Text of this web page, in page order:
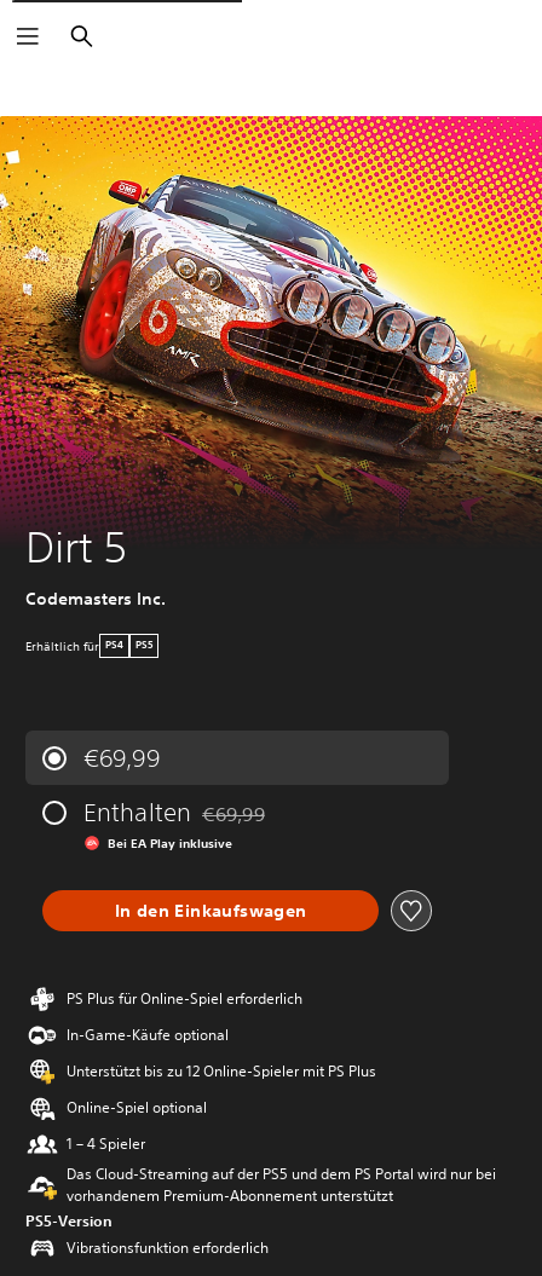
Suchen
Dirt 5
Codemasters Inc.
Erhältlich für PS4 PS5
€69,99
Enthalten
Preisnachlass gegenüber dem
€69,99
Bei EA Play inklusive
In den Einkaufswagen
PS Plus für Online-Spiel erforderlich
In-Game-Käufe optional
Unterstützt bis zu 12 Online-Spieler mit PS Plus
Online-Spiel optional
1 – 4 Spieler
Das Cloud-Streaming auf der PS5 und dem PS Portal wird nur bei
vorhandenem Premium-Abonnement unterstützt
PS5-Version
Vibrationsfunktion erforderlich